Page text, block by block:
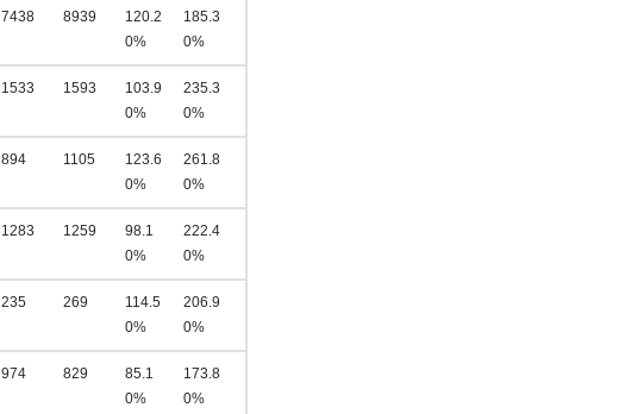
7438 8939
120.2
0%
185.3
0%
1533 1593
103.9
0%
235.3
0%
894 1105
123.6
0%
261.8
0%
1283 1259
98.1
0%
222.4
0%
235 269
114.5
0%
206.9
0%
974 829
85.1
0%
173.8
0%